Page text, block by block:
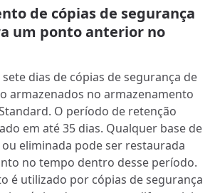
de cópias de segurança
um ponto anterior no
dias de cópias de segurança de
armazenados no armazenamento
O período de retenção
em até 35 dias. Qualquer base de
eliminada pode ser restaurada
no tempo dentro desse período.
é utilizado por cópias de segurança